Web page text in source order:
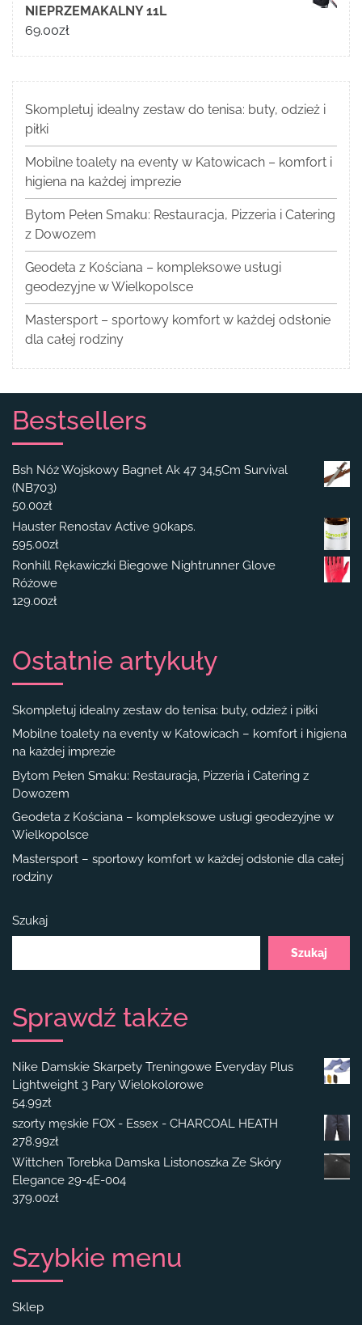
NIEPRZEMAKALNY 11L
69.00zł
Skompletuj idealny zestaw do tenisa: buty, odzież i
piłki
Mobilne toalety na eventy w Katowicach – komfort i
higiena na każdej imprezie
Bytom Pełen Smaku: Restauracja, Pizzeria i Catering
z Dowozem
Geodeta z Kościana – kompleksowe usługi
geodezyjne w Wielkopolsce
Mastersport – sportowy komfort w każdej odsłonie
dla całej rodziny
Bestsellers
Bsh Nóż Wojskowy Bagnet Ak 47 34,5Cm Survival
(NB703)
50.00zł
Hauster Renostav Active 90kaps.
595.00zł
Ronhill Rękawiczki Biegowe Nightrunner Glove
Różowe
129.00zł
Ostatnie artykuły
Skompletuj idealny zestaw do tenisa: buty, odzież i piłki
Mobilne toalety na eventy w Katowicach – komfort i higiena
na każdej imprezie
Bytom Pełen Smaku: Restauracja, Pizzeria i Catering z
Dowozem
Geodeta z Kościana – kompleksowe usługi geodezyjne w
Wielkopolsce
Mastersport – sportowy komfort w każdej odsłonie dla całej
rodziny
Szukaj
Szukaj
Sprawdź także
Nike Damskie Skarpety Treningowe Everyday Plus
Lightweight 3 Pary Wielokolorowe
54.99zł
szorty męskie FOX - Essex - CHARCOAL HEATH
278.99zł
Wittchen Torebka Damska Listonoszka Ze Skóry
Elegance 29-4E-004
379.00zł
Szybkie menu
Sklep